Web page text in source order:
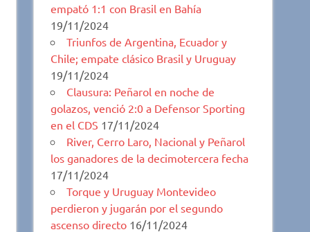
empató 1:1 con Brasil en Bahía
19/11/2024
Triunfos de Argentina, Ecuador y
Chile; empate clásico Brasil y Uruguay
19/11/2024
Clausura: Peñarol en noche de
golazos, venció 2:0 a Defensor Sporting
en el CDS 17/11/2024
River, Cerro Laro, Nacional y Peñarol
los ganadores de la decimotercera fecha
17/11/2024
Torque y Uruguay Montevideo
perdieron y jugarán por el segundo
ascenso directo 16/11/2024